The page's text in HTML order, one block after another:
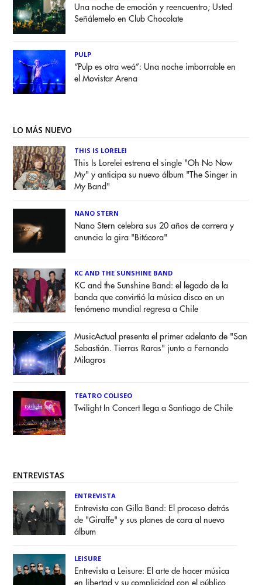
Una noche de emoción y reencuentro; Usted
Señálemelo en Club Chocolate
PULP
“Pulp es otra weá”: Una noche imborrable en
el Movistar Arena
LO MÁS NUEVO
THIS IS LORELEI
This Is Lorelei estrena el single "Oh No Now
My" y anticipa su nuevo álbum "The Singer in
My Band"
NANO STERN
Nano Stern celebra sus 20 años de carrera y
anuncia la gira "Bitácora"
KC AND THE SUNSHINE BAND
KC and the Sunshine Band: el legado de la
banda que convirtió la música disco en un
fenómeno mundial regresa a Chile
MusicActual presenta el primer adelanto de "San
Sebastián. Tierras Raras" junto a Fernando
Milagros
TEATRO COLISEO
Twilight In Concert llega a Santiago de Chile
ENTREVISTAS
ENTREVISTA
Entrevista con Gilla Band: El proceso detrás
de "Giraffe" y sus planes de cara al nuevo
álbum
LEISURE
Entrevista a Leisure: El arte de hacer música
en libertad y su complicidad con el público